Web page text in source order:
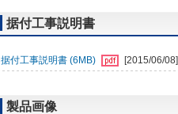
据付工事説明書
据付工事説明書 (6MB) [2015/06/08]
製品画像